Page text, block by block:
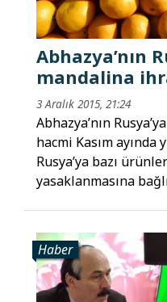
Abhazya’nın
mandalina
3 Aralık 2015, 21:24
Abhazya’nın
hacmi Kasım ayında
Rusya’ya bazı
yasaklanmasına
Haber